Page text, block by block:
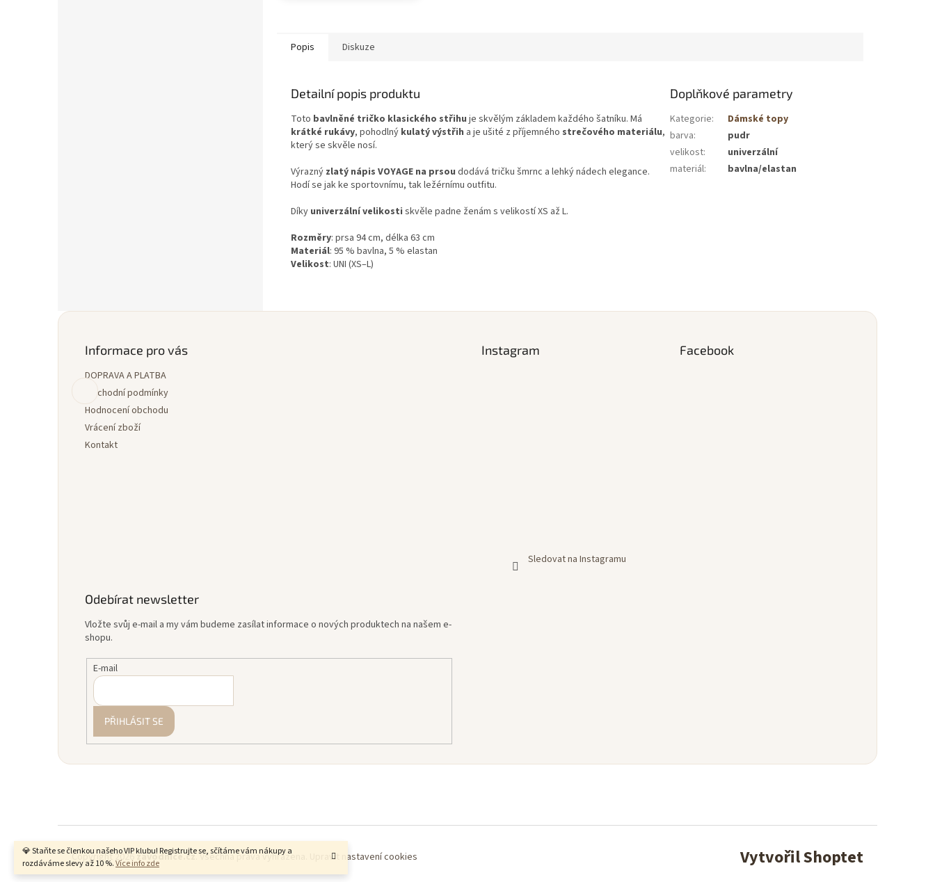
💎 Staňte se členkou našeho VIP klubu! Registrujte se, sčítáme vám nákupy a
rozdáváme slevy až 10 %.Více info zde
Popis Diskuze
Detailní popis produktu
Toto bavlněné tričko klasického střihu je skvělým základem každého šatníku. Má
krátké rukávy, pohodlný kulatývýstřih a je ušité z příjemného strečového materiálu,
kterýse skvěle nosí.
Výrazný zlatý nápis VOYAGE na prsou dodává tričku šmrnc a lehkýnádech elegance.
Hodíse jakke sportovnímu, takležérnímu outfitu.
Díky univerzálnívelikosti skvěle padne ženám s velikostíXS až L.
Rozměry: prsa 94cm, délka 63 cm
Materiál: 95 % bavlna, 5 % elastan
Velikost: UNI (XS–L)
Doplňkové parametry
Kategorie:
Dámské topy
barva:
pudr
velikost:
univerzální
materiál: bavlna/elastan
Informace pro vás
DOPRAVA A PLATBA
Obchodní podmínky
Hodnocení obchodu
Vrácení zboží
Kontakt
Instagram
Sledovat na Instagramu
Facebook
Odebírat newsletter
Vložte svůj e-mail a my vám budeme zasílat informace o nových produktech na našem e-
shopu.
E-mail
PŘIHLÁSIT SE
Vytvořil Shoptet
Copyright 2026 zavodnice.cz. Všechna práva vyhrazena. Upravit nastavení cookies